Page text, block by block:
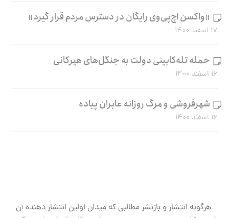
«واکسن اچ‌پی‌وی رایگان در دسترس مردم قرار گیرد»
۱۷ اسفند ۱۴۰۰
حمله تله‌کابینی دولت به جنگل‌های هیرکانی
۱۶ اسفند ۱۴۰۰
شهرفروشی و مرگ روزانه عابران پیاده
۱۶ اسفند ۱۴۰۰
هرگونه انتشار و بازنشر مطالبی که میدان اولین انتشار دهنده آن